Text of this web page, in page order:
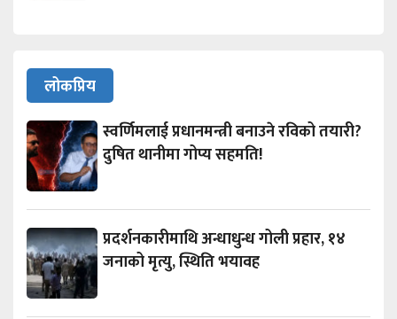
लोकप्रिय
स्वर्णिमलाई प्रधानमन्त्री बनाउने रविको तयारी?
दुषित थानीमा गोप्य सहमति!
प्रदर्शनकारीमाथि अन्धाधुन्ध गोली प्रहार, १४
जनाको मृत्यु, स्थिति भयावह